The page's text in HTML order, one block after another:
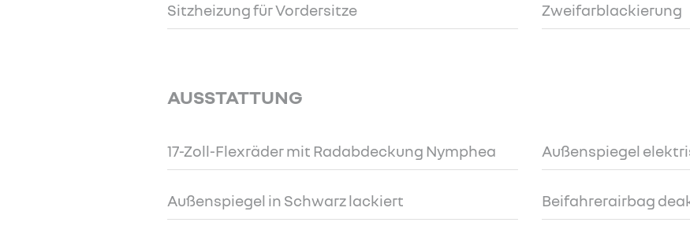
Sitzheizung für Vordersitze Zweifarblackierung
AUSSTATTUNG
17-Zoll-Flexräder mit Radabdeckung Nymphea Außenspiegel
Außenspiegel in Schwarz lackiert Beifahrerairbag